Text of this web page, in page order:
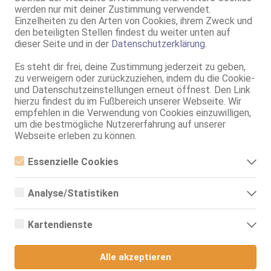
werden nur mit deiner Zustimmung verwendet.
Einzelheiten zu den Arten von Cookies, ihrem Zweck und
den beteiligten Stellen findest du weiter unten auf
dieser Seite und in der Datenschutzerklärung.
Es steht dir frei, deine Zustimmung jederzeit zu geben,
zu verweigern oder zurückzuziehen, indem du die Cookie-
und Datenschutzeinstellungen erneut öffnest. Den Link
hierzu findest du im Fußbereich unserer Webseite. Wir
empfehlen in die Verwendung von Cookies einzuwilligen,
um die bestmögliche Nutzererfahrung auf unserer
Webseite erleben zu können.
Essenzielle Cookies
Essenzielle Cookies sind alle notwendigen Cookies, die für den
ermöglicht werden. Die Webseite kann ohne diese Cookies nicht
Analyse/Statistiken
Analyse- bzw. Statistikcookies sind Cookies, die der Analyse der
Zugriffsstatistiken dienen. Sie helfen den Webseiten-Besitzern zu
Informationen anonym gesammelt und gemeldet werden.
Kartendienste
Wenn Sie Google Maps auf unserer Webseite nutzen, können
Alle akzeptieren
Mannheim
Vanessa
ZK, 69, GF6, NSa, BV, MFF, Schmu., Kuscheln
Mannheim
Malina
24 Jahre, 85B, KF 36, 1.64m, total rasiert, osteuropäisch
69, GF6, NSa, Franz b. Ihr, Schmu., Kuscheln, Körperküs., AV b. Ihm
Mannheim
ZK, 69, GF6, NSa, Franz b. Ihr, BV, Schmu., Kuscheln